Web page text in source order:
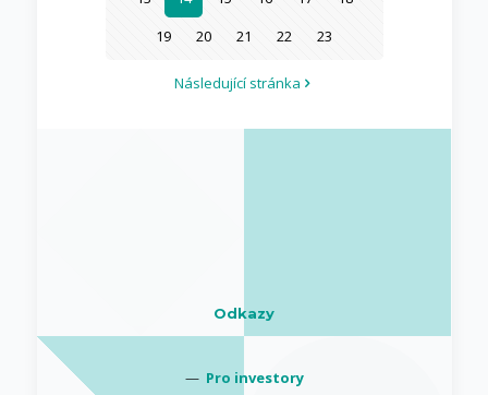
19
20 21 22 23
Následující stránka
Odkazy
— Pro investory